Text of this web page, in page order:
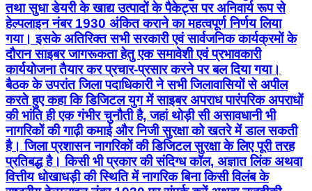
तथा सुधा डेयरी के खाद्य उत्पादों के पैकेट्स पर अनिवार्य रूप से
हेल्पलाइन नंबर 1930 अंकित कराने का महत्वपूर्ण निर्णय लिया
गया। इसके अतिरिक्त सभी सरकारी एवं सार्वजनिक कार्यक्रमों के
दौरान साइबर जागरूकता हेतु एक समावेशी एवं प्रभावकारी
कार्ययोजना तैयार कर प्रचार-प्रसार करने पर बल दिया गया।
बैठक के उपरांत जिला पदाधिकारी ने सभी जिलावासियों से अपील
करते हुए कहा कि डिजिटल युग में साइबर अपराध पारंपरिक अपराधों
की भांति ही एक गंभीर चुनौती है, जहां थोड़ी सी असावधानी भी
नागरिकों की गाढ़ी कमाई और निजी सुरक्षा को खतरे में डाल सकती
है। जिला प्रशासन नागरिकों की डिजिटल सुरक्षा के लिए पूरी तरह
प्रतिबद्ध है। किसी भी प्रकार की संदिग्ध कॉल, अज्ञात लिंक अथवा
वित्तीय धोखाधड़ी की स्थिति में नागरिक बिना किसी विलंब के